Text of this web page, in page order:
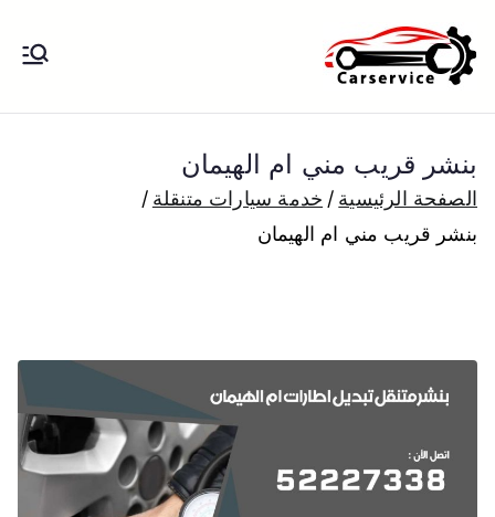
إلى
المحتوى
الكويت
بنشر متنقل الكويت كهرباء وبنشر تبديل
بارخص الاسعار
بنشر قريب مني ام الهيمان
الصفحة الرئيسية
خدمة سيارات متنقلة
بنشر قريب مني ام الهيمان